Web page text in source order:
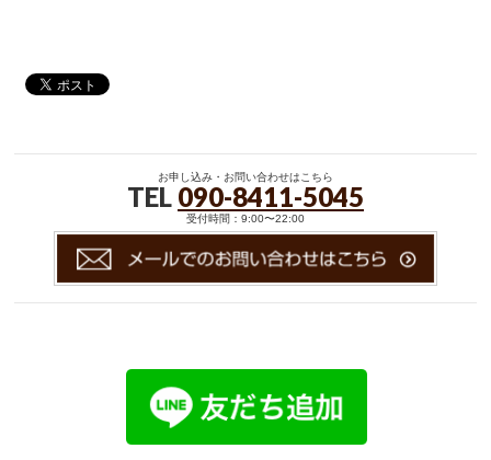
お申し込み・お問い合わせはこちら
TEL 090-8411-5045
受付時間：9:00〜22:00